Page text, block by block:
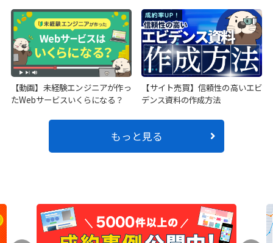
【動画】未経験エンジニアが作っ
たWebサービスいくらになる？
【サイト売買】信頼性の高いエビ
デンス資料の作成方法
もっと見る